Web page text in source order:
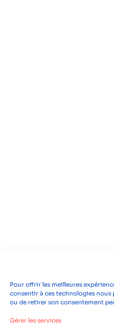
Pour offrir les meilleures
consentir à ces technologies nous
ou de retirer son consentement
Gérer les services